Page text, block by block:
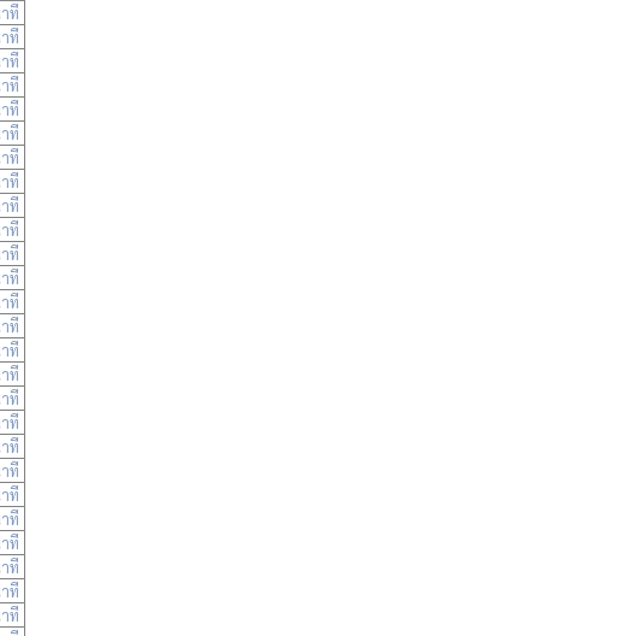
ที
ที
ที
ที
ที
ที
ที
ที
ที
ที
ที
ที
ที
ที
ที
ที
ที
ที
ที
ที
ที
ที
ที
ที
ที
ที